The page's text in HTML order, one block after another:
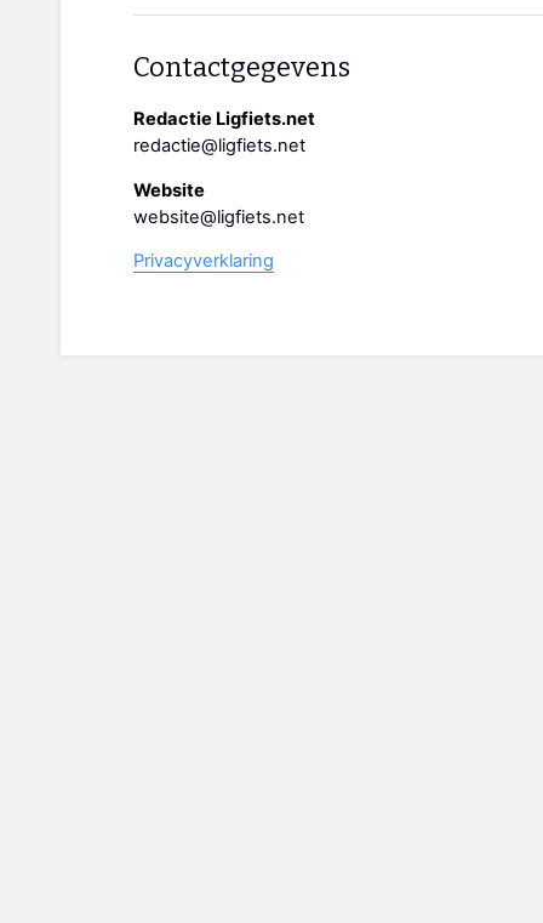
Contactgegevens
Redactie Ligfiets.net
redactie@ligfiets.net
Website
website@ligfiets.net
Privacyverklaring